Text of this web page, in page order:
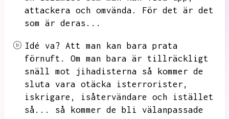
attackera och omvända.
För det är det
som är deras...
Idé va? Att man kan bara prata
förnuft.
Om man bara är tillräckligt
snäll mot jihadisterna så kommer de
sluta vara otäcka isterrorister,
iskrigare,
isåtervändare och istället
så...
så kommer de bli välanpassade